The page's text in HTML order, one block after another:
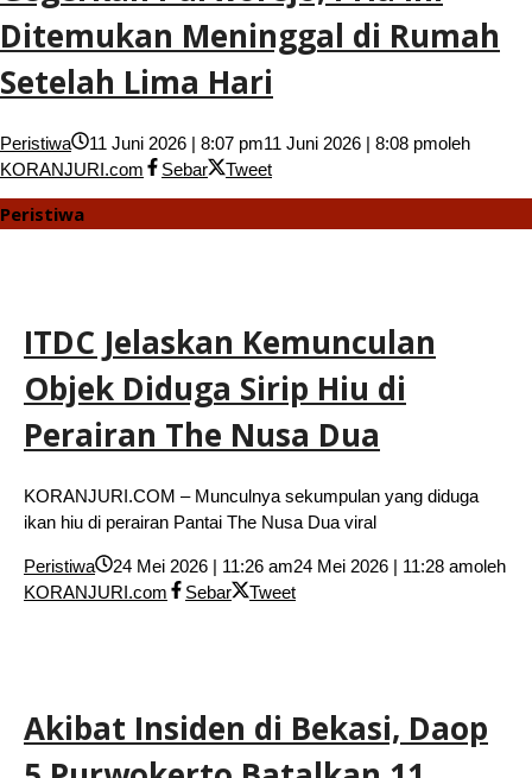
Ditemukan Meninggal di Rumah
Setelah Lima Hari
Peristiwa 11 Juni 2026 | 8:07 pm11 Juni 2026 | 8:08 pmoleh
KORANJURI.com
Sebar Tweet
Peristiwa
ITDC Jelaskan Kemunculan
Objek Diduga Sirip Hiu di
Perairan The Nusa Dua
KORANJURI.COM – Munculnya sekumpulan yang diduga
ikan hiu di perairan Pantai The Nusa Dua viral
Peristiwa 24 Mei 2026 | 11:26 am24 Mei 2026 | 11:28 amoleh
KORANJURI.com
Sebar Tweet
Akibat Insiden di Bekasi, Daop